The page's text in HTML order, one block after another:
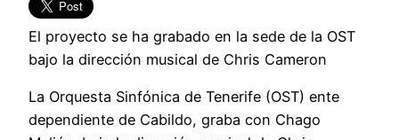
El proyecto se ha grabado en la sede de la OST
bajo la dirección musical de Chris Cameron
La Orquesta Sinfónica de Tenerife (OST) ente
dependiente de Cabildo, graba con Chago